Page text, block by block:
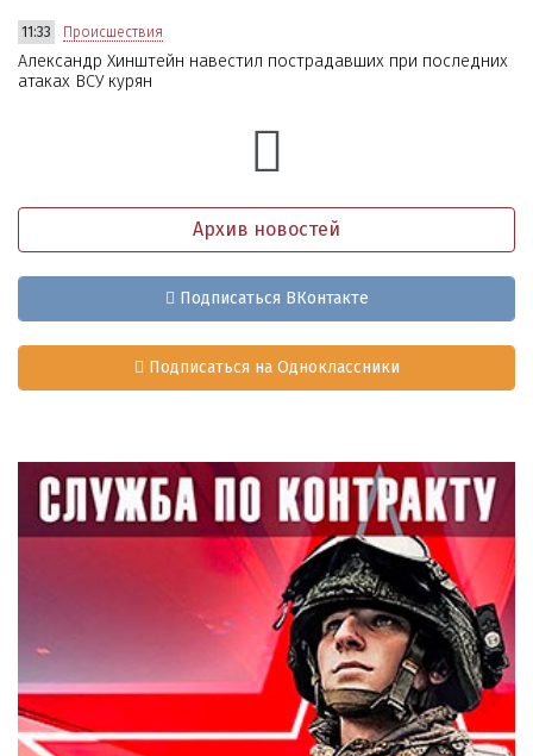
11:33 Происшествия
Александр Хинштейн навестил пострадавших при последних
атаках ВСУ курян
Архив новостей
Подписаться ВКонтакте
Подписаться на Одноклассники